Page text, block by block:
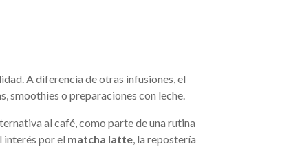
A diferencia de otras infusiones, el
smoothies o preparaciones con leche.
al café, como parte de una rutina
interés por el matcha latte , la repostería